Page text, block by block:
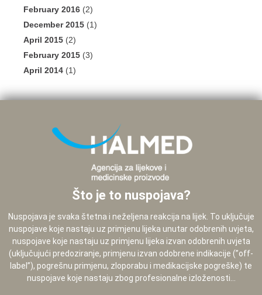
February 2016 (2)
December 2015 (1)
April 2015 (2)
February 2015 (3)
April 2014 (1)
Što je to nuspojava?
Nuspojava je svaka štetna i neželjena reakcija na lijek. To uključuje
nuspojave koje nastaju uz primjenu lijeka unutar odobrenih uvjeta,
nuspojave koje nastaju uz primjenu lijeka izvan odobrenih uvjeta
(uključujući predoziranje, primjenu izvan odobrene indikacije (”off-
label”), pogrešnu primjenu, zloporabu i medikacijske pogreške) te
nuspojave koje nastaju zbog profesionalne izloženosti...